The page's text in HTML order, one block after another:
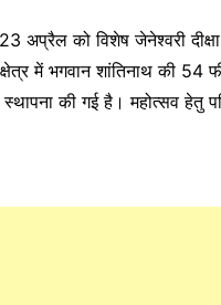
को विशेष जेनेश्वरी
में भगवान शांतिनाथ की
की गई है। महोत्सव हेतु